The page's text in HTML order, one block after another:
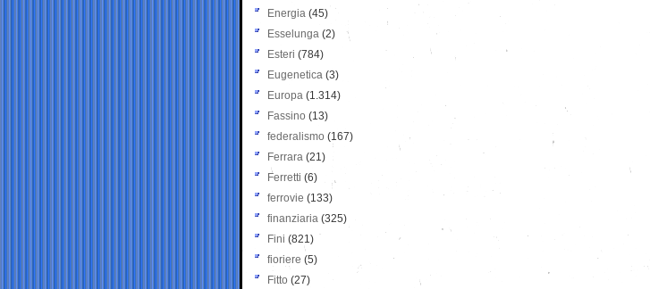
Energia (45)
Esselunga (2)
Esteri (784)
Eugenetica (3)
Europa (1.314)
Fassino (13)
federalismo (167)
Ferrara (21)
Ferretti (6)
ferrovie (133)
finanziaria (325)
Fini (821)
fioriere (5)
Fitto (27)